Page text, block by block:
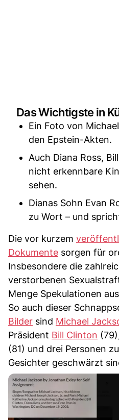
Das Wichtigste in
Ein Foto von
den Epstein-Akten.
Auch Diana Ross,
nicht erkennbare
sehen.
Dianas Sohn Evan
zu Wort – und
Die vor kurzem
Dokumente sorgen für
Insbesondere die
verstorbenen
Menge Spekulationen
So auch dieser
Bilder sind Michael
Präsident Bill Clinton
(81) und drei Personen
Gesichter geschwärzt